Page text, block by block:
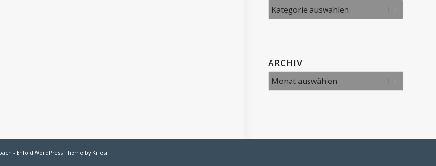
Kategorien
ARCHIV
- Enfold WordPress Theme by Kriesi